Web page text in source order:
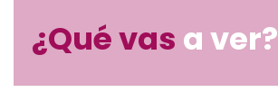
¿Qué vas a ver?